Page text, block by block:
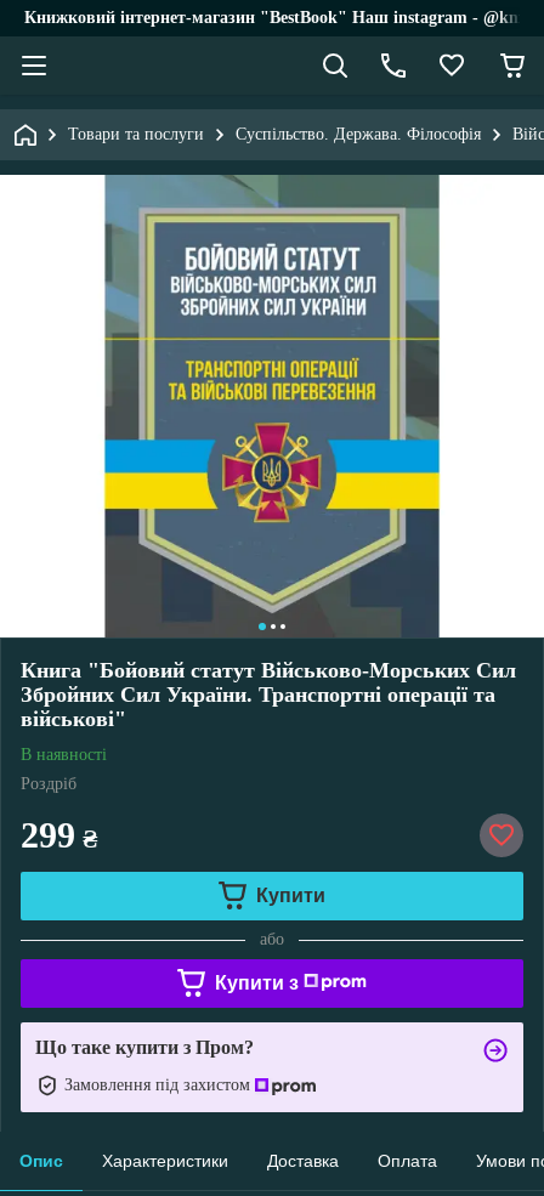
Книжковий інтернет-магазин "BestBook" Наш instagram -
Товари та послуги Суспільство. Держава. Філософія
Книга "Бойовий статут Військово-Морських Сил
Збройних Сил України. Транспортні операції та
військові"
В наявності
Роздріб
299 ₴
Купити
або
Купити з
Що таке купити з Пром?
Замовлення під захистом
Опис Характеристики Доставка Оплата Умови